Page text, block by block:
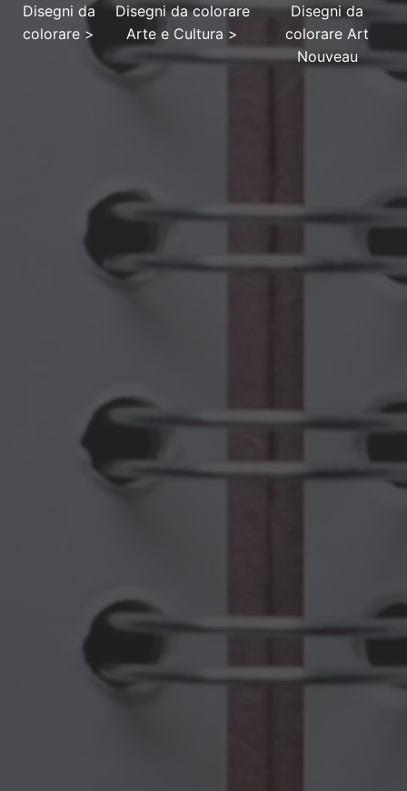
Disegni da
colorare >
Disegni da colorare
Arte e Cultura >
Disegni da
colorare Art
Nouveau